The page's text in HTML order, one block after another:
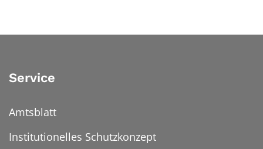
Service
Amtsblatt
Institutionelles Schutzkonzept